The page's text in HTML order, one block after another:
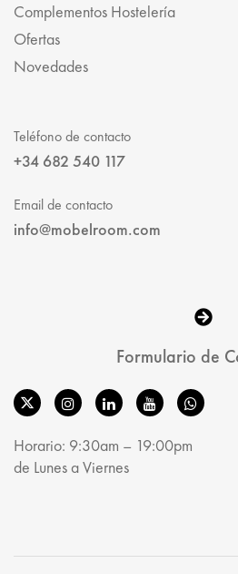
Complementos Hostelería
Ofertas
Novedades
Teléfono de contacto
+34 682 540 117
Email de contacto
info@mobelroom.com
Formulario de
Horario: 9:30am – 19:00pm
de Lunes a Viernes